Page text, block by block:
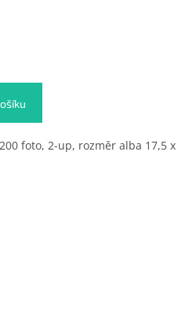
foto, 2-up, rozměr alba 17,5 x